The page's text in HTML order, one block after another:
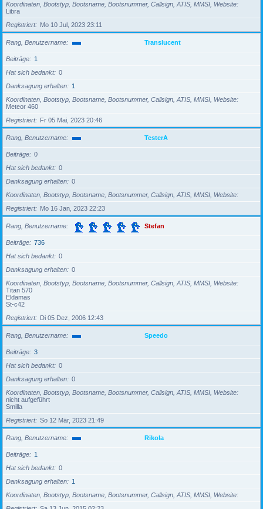
Koordinaten, Bootstyp, Bootsname, Bootsnummer, Callsign, ATIS, MMSI, Website
Libra
Registriert
Mo 10 Jul, 2023 23:11
Rang, Benutzername Translucent
Beiträge
1
Hat sich bedankt
0
Danksagung erhalten
1
Koordinaten, Bootstyp, Bootsname, Bootsnummer, Callsign, ATIS, MMSI, Website
Meteor 460
Registriert
Fr 05 Mai, 2023 20:46
Rang, Benutzername TesterA
Beiträge
0
Hat sich bedankt
0
Danksagung erhalten
0
Koordinaten, Bootstyp, Bootsname, Bootsnummer, Callsign, ATIS, MMSI, Website
Registriert
Mo 16 Jan, 2023 22:23
Rang, Benutzername Stefan
Beiträge
736
Hat sich bedankt
0
Danksagung erhalten
0
Koordinaten, Bootstyp, Bootsname, Bootsnummer, Callsign, ATIS, MMSI, Website
Titan 570
Eldamas
St-c42
Registriert
Di 05 Dez, 2006 12:43
Rang, Benutzername Speedo
Beiträge
3
Hat sich bedankt
0
Danksagung erhalten
0
Koordinaten, Bootstyp, Bootsname, Bootsnummer, Callsign, ATIS, MMSI, Website
nicht aufgeführt
Smilla
Registriert
So 12 Mär, 2023 21:49
Rang, Benutzername Rikola
Beiträge
1
Hat sich bedankt
0
Danksagung erhalten
1
Koordinaten, Bootstyp, Bootsname, Bootsnummer, Callsign, ATIS, MMSI, Website